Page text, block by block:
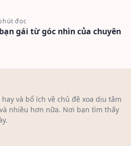
đọc
gái từ góc nhìn của chuyên
và bổ ích về chủ đề xoa dịu tâm
nhiều hơn nữa. Nơi bạn tìm thấy